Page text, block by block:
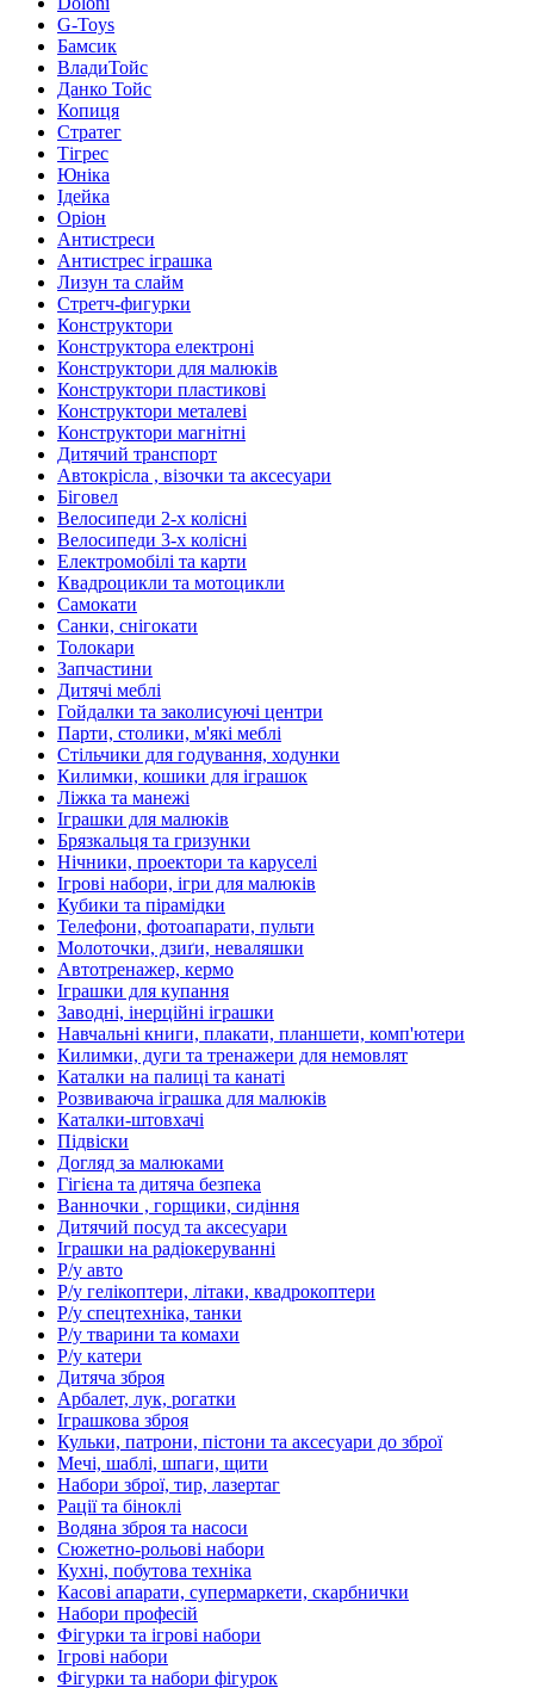
G-Toys
Бамсик
ВладиТойс
Данко Тойс
Копиця
Стратег
Тігрес
Юніка
Ідейка
Оріон
Антистреси
Антистрес іграшка
Лизун та слайм
Стретч-фигурки
Конструктори
Конструктора електроні
Конструктори для малюків
Конструктори пластикові
Конструктори металеві
Конструктори магнітні
Дитячий транспорт
Автокрісла , візочки та аксесуари
Біговел
Велосипеди 2-х колісні
Велосипеди 3-х колісні
Електромобілі та карти
Квадроцикли та мотоцикли
Самокати
Санки, снігокати
Толокари
Запчастини
Дитячі меблі
Гойдалки та заколисуючі центри
Парти, столики, м'які меблі
Стільчики для годування, ходунки
Килимки, кошики для іграшок
Ліжка та манежі
Іграшки для малюків
Брязкальця та гризунки
Нічники, проектори та каруселі
Ігрові набори, ігри для малюків
Кубики та пірамідки
Телефони, фотоапарати, пульти
Молоточки, дзиґи, неваляшки
Автотренажер, кермо
Іграшки для купання
Заводні, інерційні іграшки
Навчальні книги, плакати, планшети, комп'ютери
Килимки, дуги та тренажери для немовлят
Каталки на палиці та канаті
Розвиваюча іграшка для малюків
Каталки-штовхачі
Підвіски
Догляд за малюками
Гігієна та дитяча безпека
Ванночки , горщики, сидіння
Дитячий посуд та аксесуари
Іграшки на радіокеруванні
Р/у авто
Р/у гелікоптери, літаки, квадрокоптери
Р/у спецтехніка, танки
Р/у тварини та комахи
Р/у катери
Дитяча зброя
Арбалет, лук, рогатки
Іграшкова зброя
Кульки, патрони, пістони та аксесуари до зброї
Мечі, шаблі, шпаги, щити
Набори зброї, тир, лазертаг
Рації та біноклі
Водяна зброя та насоси
Сюжетно-рольові набори
Кухні, побутова техніка
Касові апарати, супермаркети, скарбнички
Набори професій
Фігурки та ігрові набори
Ігрові набори
Фігурки та набори фігурок